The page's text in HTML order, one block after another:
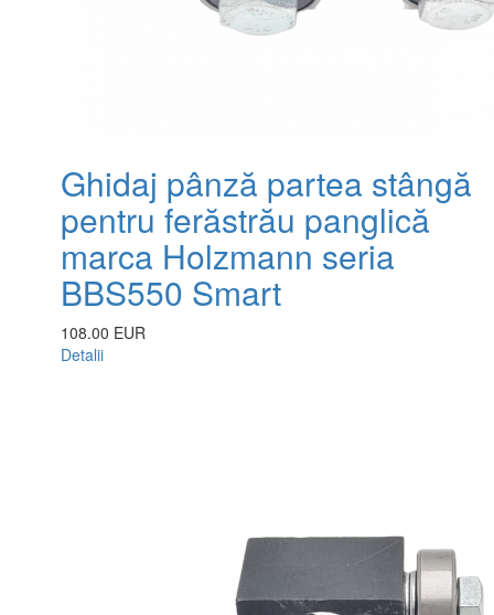
Ghidaj pânză partea stângă
pentru ferăstrău panglică
marca Holzmann seria
BBS550 Smart
108.00 EUR
Detalii